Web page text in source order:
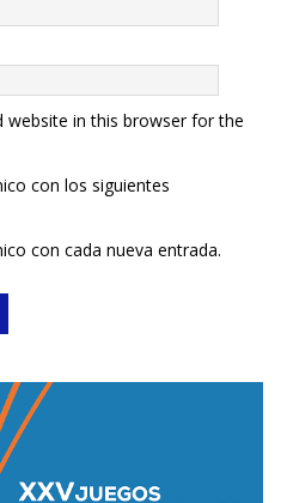
website in this browser for the
con los siguientes
con cada nueva entrada.